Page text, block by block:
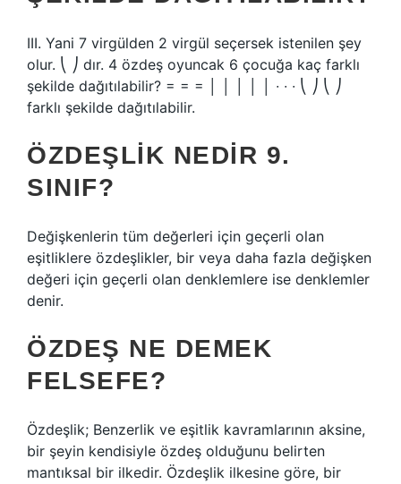
III. Yani 7 virgülden 2 virgül seçersek istenilen şey
olur. ⎝ ⎠ dır. 4 özdeş oyuncak 6 çocuğa kaç farklı
şekilde dağıtılabilir? = = = │ │ │ │ │ ∙ ∙ ∙ ⎝ ⎠ ⎝ ⎠
farklı şekilde dağıtılabilir.
ÖZDEŞLIK NEDIR 9.
SINIF?
Değişkenlerin tüm değerleri için geçerli olan
eşitliklere özdeşlikler, bir veya daha fazla değişken
değeri için geçerli olan denklemlere ise denklemler
denir.
ÖZDEŞ NE DEMEK
FELSEFE?
Özdeşlik; Benzerlik ve eşitlik kavramlarının aksine,
bir şeyin kendisiyle özdeş olduğunu belirten
mantıksal bir ilkedir. Özdeşlik ilkesine göre, bir